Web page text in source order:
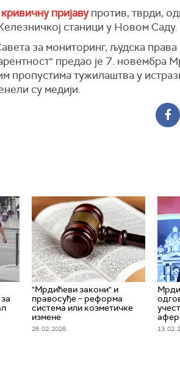
кривичну пријавупротив, тврди,
станици у Новом Саду.
за мониторинг, људска
предао је 7. новембра
пропустима тужилаштва у
су медији.
"Мрдићеви закони" и
правосуђе – реформа
система или козметичке
измене
26. 02. 2026. 13. 02.